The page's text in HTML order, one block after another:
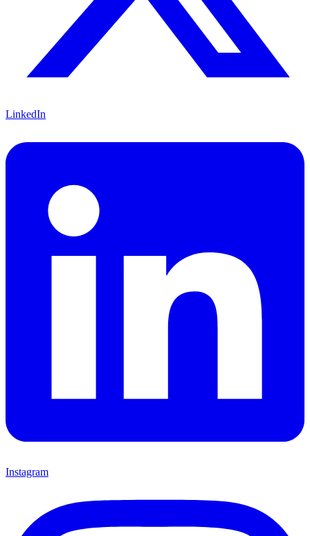
LinkedIn
Instagram